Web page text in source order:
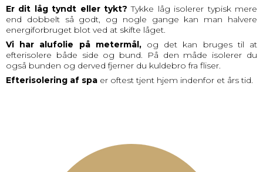
Er dit låg tyndt eller tykt? Tykke låg isolerer typisk mere
end dobbelt så godt, og nogle gange kan man halvere
energiforbruget blot ved at skifte låget.
Vi har alufolie på metermål,og det kan bruges til at
efterisolere både side og bund. På den måde isolerer du
også bunden og derved fjerner du kuldebro fra fliser.
Efterisolering af spa er oftest tjent hjem indenfor et års tid.